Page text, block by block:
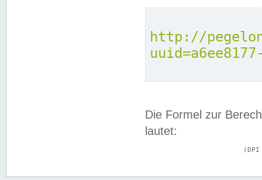
http://
Die Formel zur
lautet: